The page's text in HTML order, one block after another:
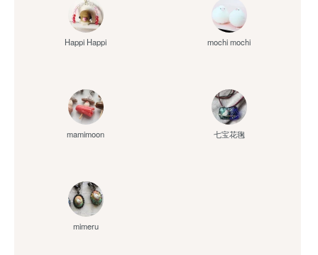
Happi Happi mochi mochi
mamimoon 七宝花毱
mimeru